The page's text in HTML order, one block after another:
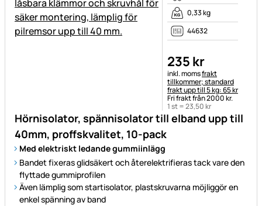
Hörnisolator, spännisolator till elband upp till
40mm, proffskvalitet, 10-pack
Med elektriskt ledande gummiinlägg
Bandet fixeras glidsäkert och återelektrifieras tack vare den
flyttade gummiprofilen
Även lämplig som startisolator, plastskruvarna möjliggör en
enkel spänning av band
0,33 kg
44632
235 kr
Skatteinformation:
inkl. momsfrakt
tillkommer; standard
frakt upp till 5 kg: 65 kr
Fri frakt från 2000 kr.
1 st =23,50kr